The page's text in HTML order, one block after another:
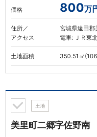
価格 800万
住所／
アクセス
宮城県遠田郡
電車: ＪＲ東
土地面積 350.51㎡
土地
美里町二郷字佐野南